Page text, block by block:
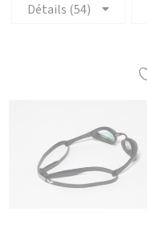
Détails (54)